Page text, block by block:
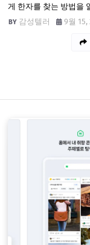
게 한자를 찾는 방법을
감성텔러
9월 15,